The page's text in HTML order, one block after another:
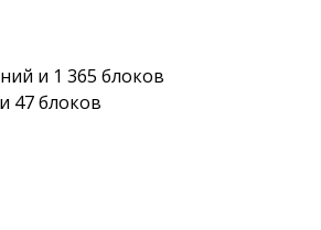
и 1 365 блоков
47 блоков